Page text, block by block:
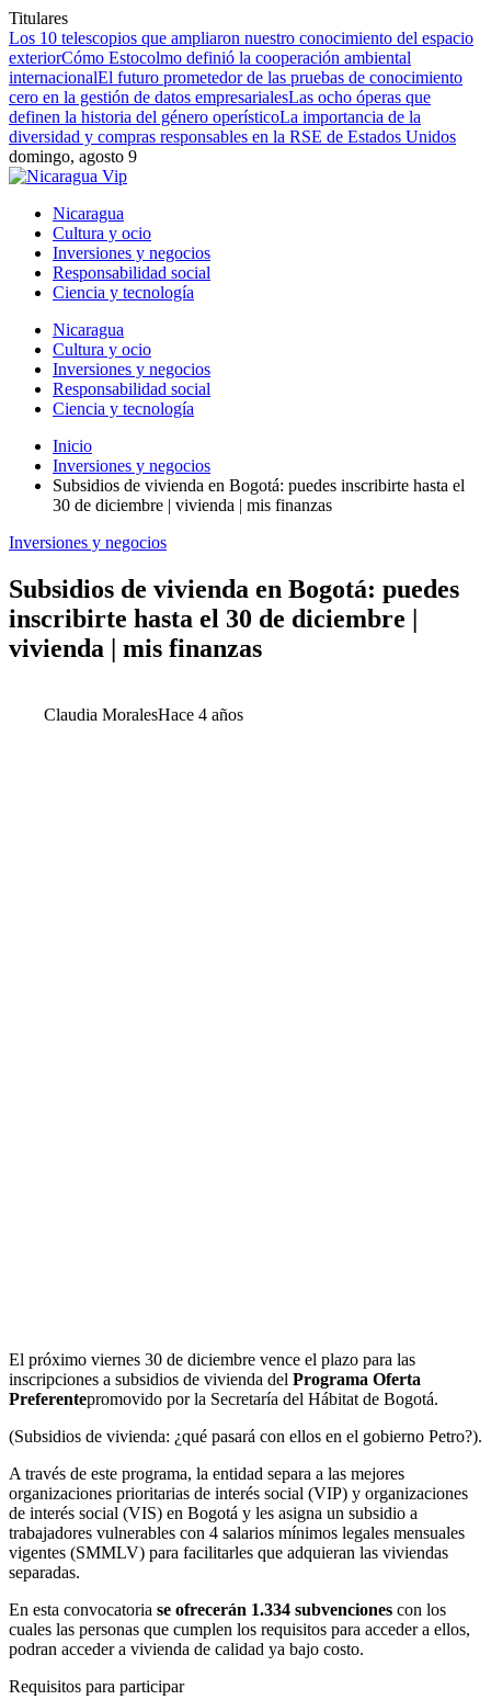
Titulares
Los 10 telescopios que ampliaron nuestro conocimiento del espacio
exteriorCómo Estocolmo definió la cooperación ambiental
internacionalEl futuro prometedor de las pruebas de conocimiento
cero en la gestión de datos empresarialesLas ocho óperas que
definen la historia del género operísticoLa importancia de la
diversidad y compras responsables en la RSE de Estados Unidos
domingo, agosto 9
Nicaragua
Cultura y ocio
Inversiones y negocios
Responsabilidad social
Ciencia y tecnología
Nicaragua
Cultura y ocio
Inversiones y negocios
Responsabilidad social
Ciencia y tecnología
Inicio
Inversiones y negocios
Subsidios de vivienda en Bogotá: puedes inscribirte hasta el
30 de diciembre | vivienda | mis finanzas
Inversiones y negocios
Subsidios de vivienda en Bogotá: puedes
inscribirte hasta el 30 de diciembre |
vivienda | mis finanzas
Claudia MoralesHace 4 años
El próximo viernes 30 de diciembre vence el plazo para las
inscripciones a subsidios de vivienda del Programa Oferta
Preferentepromovido por la Secretaría del Hábitat de Bogotá.
(Subsidios de vivienda: ¿qué pasará con ellos en el gobierno Petro?).
A través de este programa, la entidad separa a las mejores
organizaciones prioritarias de interés social (VIP) y organizaciones
de interés social (VIS) en Bogotá y les asigna un subsidio a
trabajadores vulnerables con 4 salarios mínimos legales mensuales
vigentes (SMMLV) para facilitarles que adquieran las viviendas
separadas.
En esta convocatoria se ofrecerán 1.334 subvenciones con los
cuales las personas que cumplen los requisitos para acceder a ellos,
podran acceder a vivienda de calidad ya bajo costo.
Requisitos para participar